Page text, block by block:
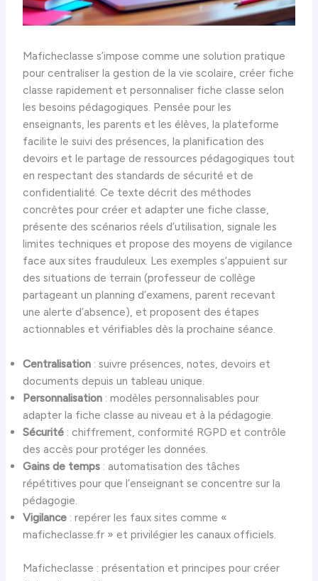
Maficheclasse s’impose comme une solution pratique
pour centraliser la gestion de la vie scolaire, créer fiche
classe rapidement et personnaliser fiche classe selon
les besoins pédagogiques. Pensée pour les
enseignants, les parents et les élèves, la plateforme
facilite le suivi des présences, la planification des
devoirs et le partage de ressources pédagogiques tout
en respectant des standards de sécurité et de
confidentialité. Ce texte décrit des méthodes
concrètes pour créer et adapter une fiche classe,
présente des scénarios réels d’utilisation, signale les
limites techniques et propose des moyens de vigilance
face aux sites frauduleux. Les exemples s’appuient sur
des situations de terrain (professeur de collège
partageant un planning d’examens, parent recevant
une alerte d’absence), et proposent des étapes
actionnables et vérifiables dès la prochaine séance.
Centralisation : suivre présences, notes, devoirs et
documents depuis un tableau unique.
Personnalisation : modèles personnalisables pour
adapter la fiche classe au niveau et à la pédagogie.
Sécurité : chiffrement, conformité RGPD et contrôle
des accès pour protéger les données.
Gains de temps : automatisation des tâches
répétitives pour que l’enseignant se concentre sur la
pédagogie.
Vigilance : repérer les faux sites comme «
maficheclasse.fr » et privilégier les canaux officiels.
Maficheclasse : présentation et principes pour créer